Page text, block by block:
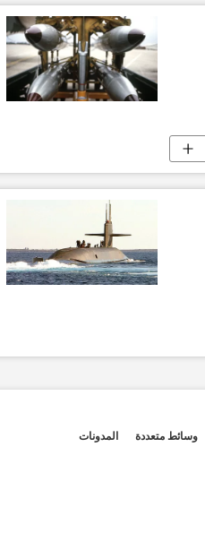
وسائط متعددة المدونات